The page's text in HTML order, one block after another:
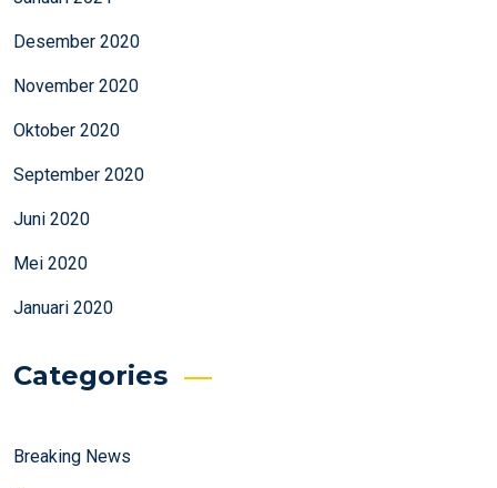
Desember 2020
November 2020
Oktober 2020
September 2020
Juni 2020
Mei 2020
Januari 2020
Categories
Breaking News